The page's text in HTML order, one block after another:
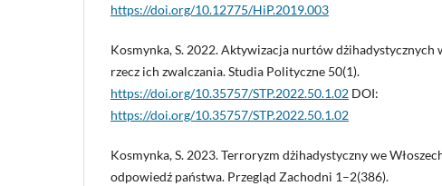
https://doi.org/10.12775/HiP.2019.003
Kosmynka, S. 2022. Aktywizacja nurtów dżihadystycznych
rzecz ich zwalczania. Studia Polityczne 50(1).
https://doi.org/10.35757/STP.2022.50.1.02 DOI:
https://doi.org/10.35757/STP.2022.50.1.02
Kosmynka, S. 2023. Terroryzm dżihadystyczny we
odpowiedź państwa. Przegląd Zachodni 1–2(386).